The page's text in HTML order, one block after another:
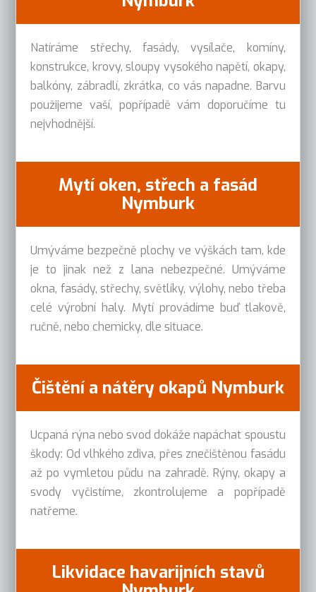
Natíráme střechy, fasády, vysílače, komíny,
konstrukce, krovy, sloupy vysokého napětí, okapy,
balkóny, zábradlí, zkrátka, co vás napadne. Barvu
použijeme vaší, popřípadě vám doporučíme tu
nejvhodnější.
Mytí oken, střech a fasád
Nymburk
Umýváme bezpečně plochy ve výškách tam, kde
je to jinak než z lana nebezpečné. Umýváme
okna, fasády, střechy, světlíky, výlohy, nebo třeba
celé výrobní haly. Mytí provádíme buď tlakově,
ručně, nebo chemicky, dle situace.
Čištění a nátěry okapů Nymburk
Ucpaná rýna nebo svod dokáže napáchat spoustu
škody: Od vlhkého zdiva, přes znečištěnou fasádu
až po vymletou půdu na zahradě. Rýny, okapy a
svody vyčistíme, zkontrolujeme a popřípadě
natřeme.
Likvidace havarijních stavů